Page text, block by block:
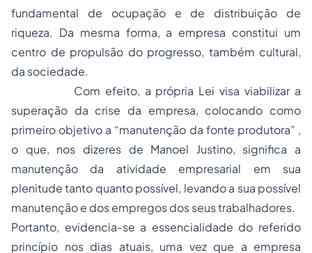
fundamental de ocupação e de distribuição de
riqueza. Da mesma forma, a empresa constitui um
centro de propulsão do progresso, também cultural,
da sociedade.
Com efeito, a própria Lei visa viabilizar a
superação da crise da empresa, colocando como
primeiro objetivo a “manutenção da fonte produtora” ,
o que, nos dizeres de Manoel Justino, significa a
manutenção da atividade empresarial em sua
plenitude tanto quanto possível, levando a sua possível
manutenção e dos empregos dos seus trabalhadores.
Portanto, evidencia-se a essencialidade do referido
princípio nos dias atuais, uma vez que a empresa